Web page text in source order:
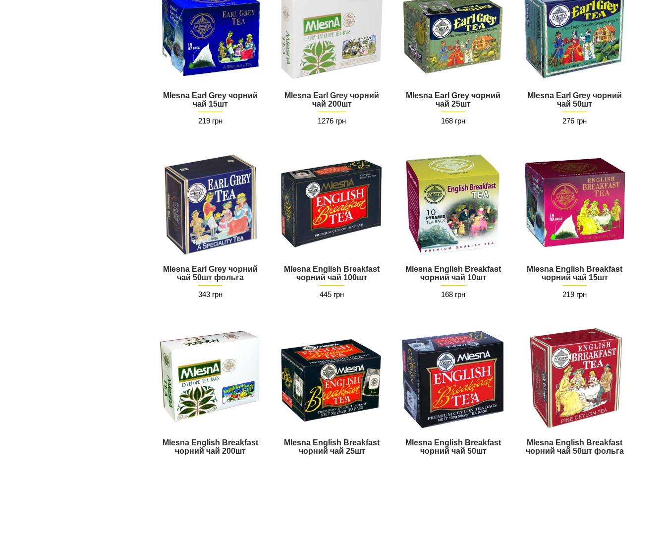
Mlesna Earl Grey чорний
чай 15шт
219 грн
Mlesna Earl Grey чорний
чай 200шт
1276 грн
Mlesna Earl Grey чорний
чай 25шт
168 грн
Mlesna Earl Grey чорний
чай 50шт
276 грн
Mlesna Earl Grey чорний
чай 50шт фольга
343 грн
Mlesna English Breakfast
чорний чай 100шт
445 грн
Mlesna English Breakfast
чорний чай 10шт
168 грн
Mlesna English Breakfast
чорний чай 15шт
219 грн
Mlesna English Breakfast
чорний чай 200шт
Mlesna English Breakfast
чорний чай 25шт
Mlesna English Breakfast
чорний чай 50шт
Mlesna English Breakfast
чорний чай 50шт фольга